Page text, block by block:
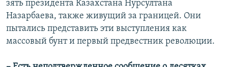
зять президента Казахстана Нурсултана
Назарбаева, также живущий за границей. Они
пытались представить эти выступления как
массовый бунт и первый предвестник революции.